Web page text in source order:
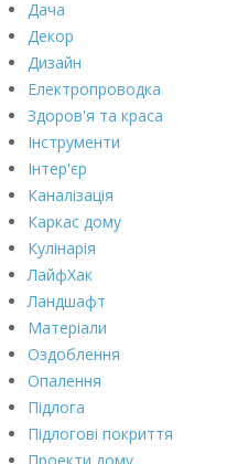
Дача
Декор
Дизайн
Електропроводка
Здоров'я та краса
Інструменти
Інтер'єр
Каналізація
Каркас дому
Кулінарія
ЛайфХак
Ландшафт
Матеріали
Оздоблення
Опалення
Підлога
Підлогові покриття